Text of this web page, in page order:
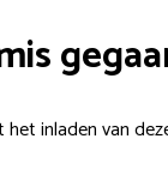
inladen van